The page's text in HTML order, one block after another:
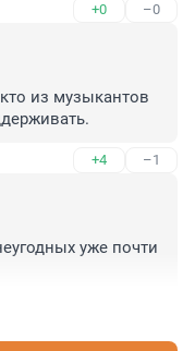
+0 –0
из музыкантов
+4 –1
уже почти